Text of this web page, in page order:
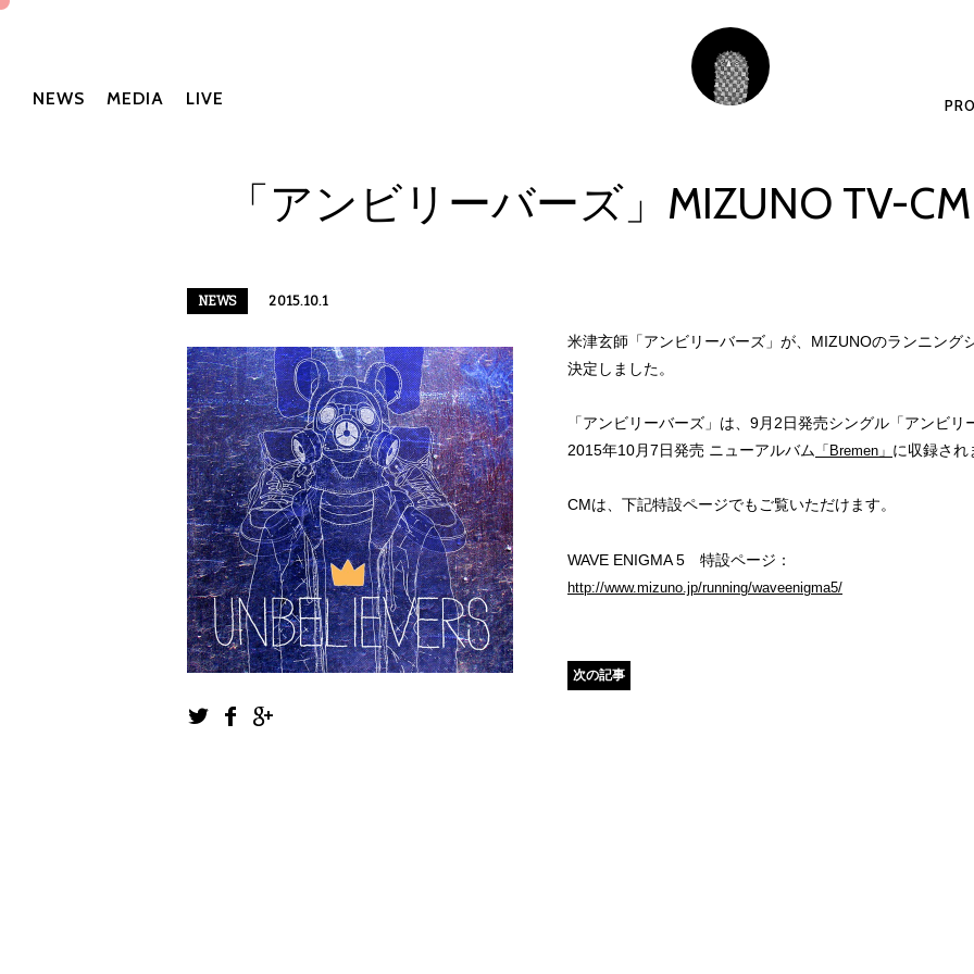
NEWS MEDIA LIVE
「アンビリーバーズ」MIZUNO TV-
NEWS 2015.10.1
1 2 3
米津玄師「アンビリーバーズ」が、MIZUNOのランニング
決定しました。
「アンビリーバーズ」は、9月2日発売シングル「アンビ
2015年10月7日発売 ニューアルバム 「Bremen」 に収録され
CMは、下記特設ページでもご覧いただけます。
WAVE ENIGMA 5 特設ページ：
http://www.mizuno.jp/running/waveenigma5/
次の記事